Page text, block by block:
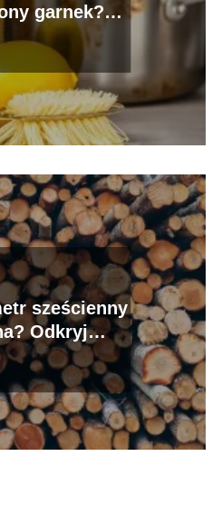
garnek?
metody i
sześcienny
Odkryj
drewna!